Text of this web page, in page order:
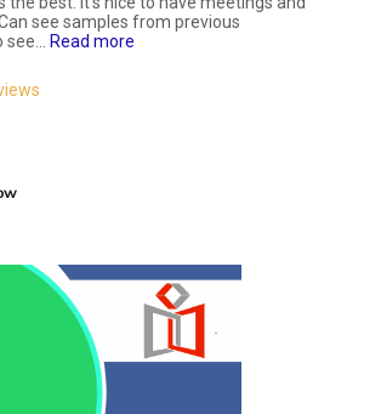
see samples from previous
Read more